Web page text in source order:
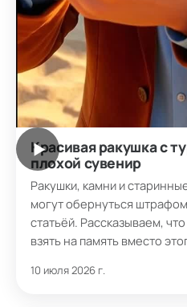
▶
Красивая ракушка с
плохой сувенир
Ракушки, камни и
могут обернуться
статьёй. Рассказываем,
взять на память вместо
10 июля 2026 г.